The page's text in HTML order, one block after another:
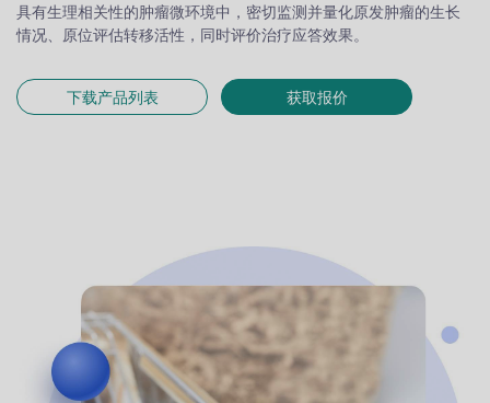
具有生理相关性的肿瘤微环境中，密切监测并量化原发肿瘤的生长
情况、原位评估转移活性，同时评价治疗应答效果。
下载产品列表 获取报价